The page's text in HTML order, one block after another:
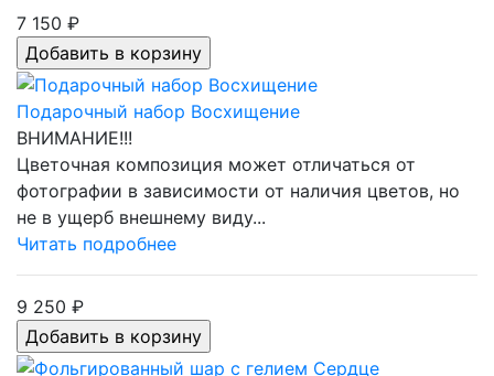
7 150 ₽
Подарочный набор Восхищение
ВНИМАНИЕ!!!
Цветочная композиция может отличаться от
фотографии в зависимости от наличия цветов, но
не в ущерб внешнему виду...
Читать подробнее
9 250 ₽